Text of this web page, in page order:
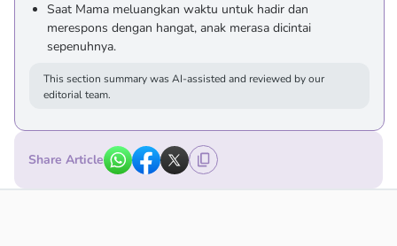
Saat Mama meluangkan waktu untuk hadir dan
merespons dengan hangat, anak merasa dicintai
sepenuhnya.
This section summary was AI-assisted and reviewed by our
editorial team.
Share Article